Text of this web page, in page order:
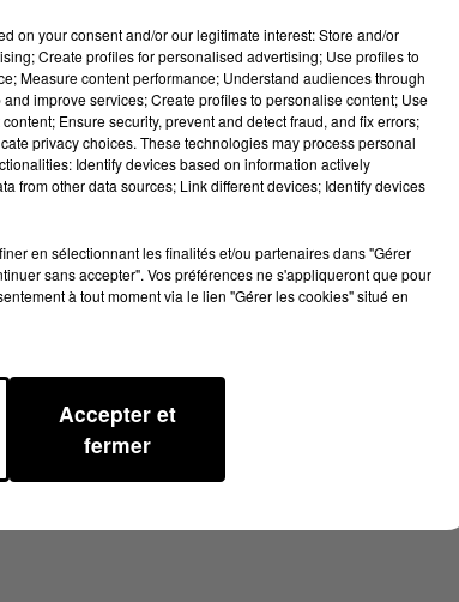
on your consent and/or our legitimate interest: Store and/or
Create profiles for personalised advertising; Use profiles to
Measure content performance; Understand audiences through
improve services; Create profiles to personalise content; Use
Ensure security, prevent and detect fraud, and fix errors;
privacy choices. These technologies may process personal
Identify devices based on information actively
from other data sources; Link different devices; Identify devices
en sélectionnant les finalités et/ou partenaires dans "Gérer
sans accepter". Vos préférences ne s'appliqueront que pour
à tout moment via le lien "Gérer les cookies" situé en
Accepter et
fermer